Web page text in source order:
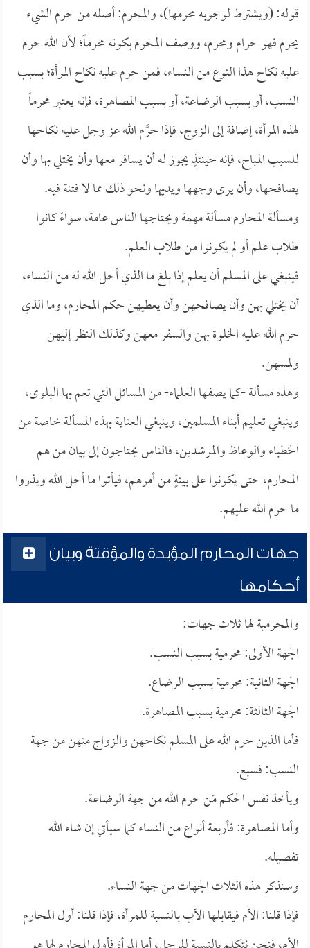
قوله: (ويشترط لوجوبه محرمها)، والمحرم: أصله من حرم الشيء
يحرم فهو حرام ومحرم، ووصف المحرم بكونه محرماً؛ لأن الله حرم
عليه نكاح هذا النوع من النساء، فمن حرم عليه نكاح المرأة؛ بسبب
النسب، أو بسبب الرضاعة، أو بسبب المصاهرة، فإنه يعتبر محرماً
لهذه المرأة، إضافة إلى الزوج، فإذا حرَّم الله عز وجل عليه نكاحها
للسبب المباح، فإنه حينئذٍ يجوز له أن يسافر معها وأن يختلي بها وأن
يصافحها، وأن يرى وجهها ويديها ونحو ذلك مما لا فتنة فيه.
ومسألة المحارم مسألة مهمة ويحتاجها الناس عامة، سواءً كانوا
طلاب علم أو لم يكونوا من طلاب العلم.
فينبغي على المسلم أن يعلم إذا بلغ ما الذي أحل الله له من النساء،
أن يختلي بهن وأن يصافحهن وأن يعطيهن حكم المحارم، وما الذي
حرم الله عليه الخلوة بهن والسفر معهن وكذلك النظر إليهن
ولمسهن.
وهذه مسألة -كما يصفها العلماء- من المسائل التي تعم بها البلوى،
وينبغي تعليم أبناء المسلمين، وينبغي العناية بهذه المسألة خاصة من
الخطباء والوعاظ والمرشدين، فالناس يحتاجون إلى بيان من هم
المحارم، حتى يكونوا على بينةٍ من أمرهم، فيأتوا ما أحل الله ويذروا
ما حرم الله عليهم.
جهات المحارم المؤبدة والمؤقتة وبيان
أحكامها
والمحرمية لها ثلاث جهات:
الجهة الأولى: محرمية بسبب النسب.
الجهة الثانية: محرمية بسبب الرضاع.
الجهة الثالثة: محرمية بسبب المصاهرة.
فأما الذين حرم الله على المسلم نكاحهن والزواج منهن من جهة
النسب: فسبع.
ويأخذ نفس الحكم مَن حرم الله من جهة الرضاعة.
وأما المصاهرة: فأربعة أنواع من النساء كما سيأتي إن شاء الله
تفصيله.
وسنذكر هذه الثلاث الجهات من جهة النساء.
فإذا قلنا: الأم فيقابلها الأب بالنسبة للمرأة، فإذا قلنا: أول المحارم